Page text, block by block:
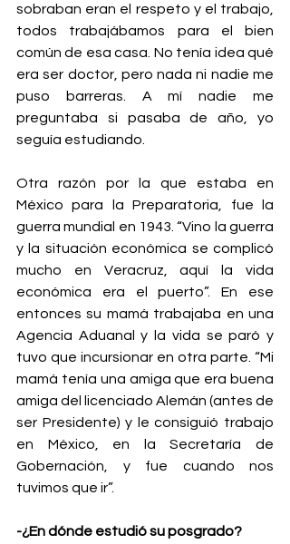
sobraban eran el respeto y el trabajo,
todos trabajábamos para el bien
común de esa casa. No tenía idea qué
era ser doctor, pero nada ni nadie me
puso barreras. A mí nadie me
preguntaba si pasaba de año, yo
seguía estudiando.
Otra razón por la que estaba en
México para la Preparatoria, fue la
guerra mundial en 1943. “Vino la guerra
y la situación económica se complicó
mucho en Veracruz, aquí la vida
económica era el puerto”. En ese
entonces su mamá trabajaba en una
Agencia Aduanal y la vida se paró y
tuvo que incursionar en otra parte. “Mi
mamá tenía una amiga que era buena
amiga del licenciado Alemán (antes de
ser Presidente) y le consiguió trabajo
en México, en la Secretaría de
Gobernación, y fue cuando nos
tuvimos que ir”.
-¿En dónde estudió su posgrado?